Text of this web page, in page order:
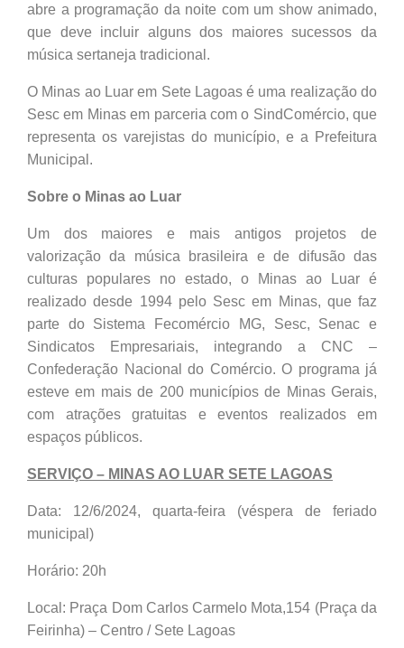
abre a programação da noite com um show animado,
que deve incluir alguns dos maiores sucessos da
música sertaneja tradicional.
O Minas ao Luar em Sete Lagoas é uma realização do
Sesc em Minas em parceria com o SindComércio, que
representa os varejistas do município, e a Prefeitura
Municipal.
Sobre o Minas ao Luar
Um dos maiores e mais antigos projetos de
valorização da música brasileira e de difusão das
culturas populares no estado, o Minas ao Luar é
realizado desde 1994 pelo Sesc em Minas, que faz
parte do Sistema Fecomércio MG, Sesc, Senac e
Sindicatos Empresariais, integrando a CNC –
Confederação Nacional do Comércio. O programa já
esteve em mais de 200 municípios de Minas Gerais,
com atrações gratuitas e eventos realizados em
espaços públicos.
SERVIÇO – MINAS AO LUAR SETE LAGOAS
Data: 12/6/2024, quarta-feira (véspera de feriado
municipal)
Horário: 20h
Local: Praça Dom Carlos Carmelo Mota,154 (Praça da
Feirinha) – Centro / Sete Lagoas